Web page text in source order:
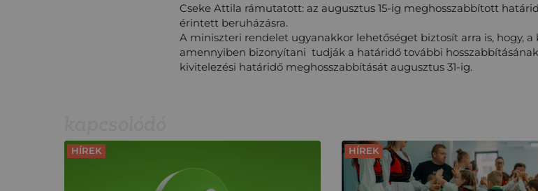
Cseke Attila rámutatott: az augusztus 15-ig meghosszabbított
érintett beruházásra.
A miniszteri rendelet ugyanakkor lehetőséget biztosít arra is, hogy,
amennyiben bizonyítani tudják a határidő további
kivitelezési határidő meghosszabbítását augusztus 31-ig.
HÍREK HÍREK